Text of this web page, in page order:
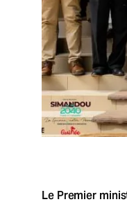
Le Premier